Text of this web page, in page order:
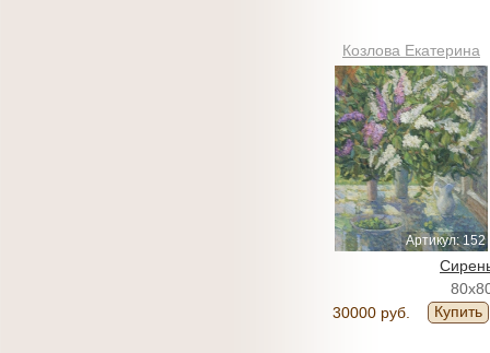
Козлова Екатерина
Артикул: 152
30000 руб.
Купить